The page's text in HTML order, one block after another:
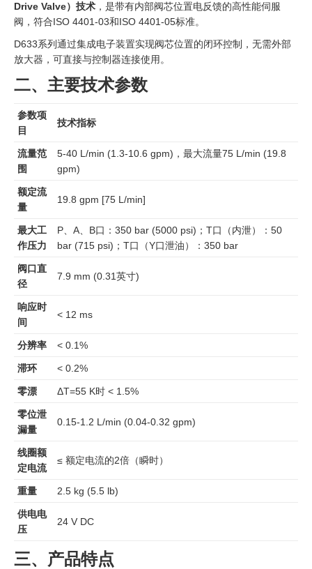
Drive Valve）技术 ，是带有内部阀芯位置电反馈的高性能伺服
阀，符合ISO 4401-03和ISO 4401-05标准。
D633系列通过集成电子装置实现阀芯位置的闭环控制，无需外部
放大器，可直接与控制器连接使用。
二、主要技术参数
参数项
目
技术指标
流量范
围
5-40 L/min (1.3-10.6 gpm)，最大流量75 L/min (19.8
gpm)
额定流
量
19.8 gpm [75 L/min]
最大工
作压力
P、A、B口：350 bar (5000 psi)；T口（内泄）：50
bar (715 psi)；T口（Y口泄油）：350 bar
阀口直
径
7.9 mm (0.31英寸)
响应时
间
< 12 ms
分辨率 < 0.1%
滞环 < 0.2%
零漂 ΔT=55 K时 < 1.5%
零位泄
漏量
0.15-1.2 L/min (0.04-0.32 gpm)
线圈额
定电流
≤ 额定电流的2倍（瞬时）
重量 2.5 kg (5.5 lb)
供电电
压
24 V DC
三、产品特点